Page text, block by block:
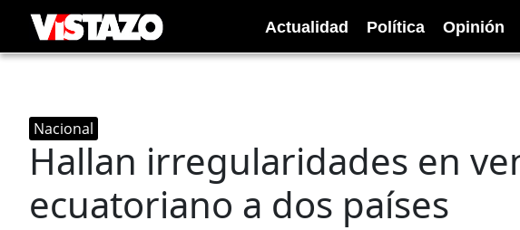
Actualidad Política Opinión
Nacional
Hallan irregularidades en
ecuatoriano a dos países